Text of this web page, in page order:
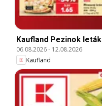
Kaufland Pezinok leták
06.08.2026- 12.08.2026
Kaufland